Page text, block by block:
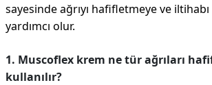
sayesinde ağrıyı hafifletmeye ve
yardımcı olur.
1. Muscoflex krem ne tür ağrıları
kullanılır?